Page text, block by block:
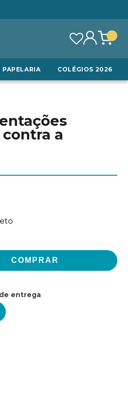
PAPELARIA COLÉGIOS 2026
a
entrega